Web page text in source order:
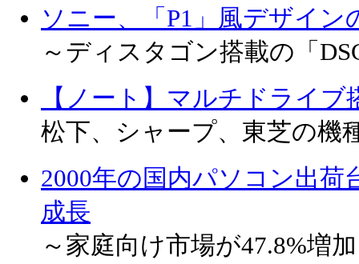
ソニー、「P1」風デザイン
～ディスタゴン搭載の「
【ノート】マルチドライ
松下、シャープ、東芝の機
2000年の国内パソコン出荷
成長
～家庭向け市場が47.8%増加